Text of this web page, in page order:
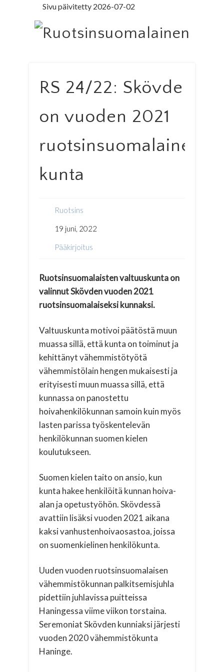
Sivu päivitetty 2026-07-02
ETUSIVU
PÄÄKIRJOITUS
MINNE MENNÄ
ILMOITUSOSASTO
LEHTITILAUS
NETTILEHTI
LEDARE PÅ SVENSKA
YHTEYSTIEDOT
RS 24/22: Skövde
on vuoden 2021
ruotsinsuomalainen
kunta
Ruotsins
19 juni, 2022
Pääkirjoitus
Ruotsinsuomalaisten valtuuskunta on
valinnut Skövden vuoden 2021
ruotsinsuomalaiseksi kunnaksi.
Valtuuskunta motivoi päätöstä muun
muassa sillä, että kunta on toiminut ja
kehittänyt vähemmistötyötä
vähemmistölain hengen mukaisesti ja
erityisesti muun muassa sillä, että
kunnassa on panostettu
hoivahenkilökunnan samoin kuin myös
lasten parissa työskentelevän
henkilökunnan suomen kielen
koulutukseen.
Suomen kielen taito on ansio, kun
kunta hakee henkilöitä kunnan hoiva-
alan ja opetustyöhön. Skövdessä
avattiin lisäksi vuoden 2021 aikana
kaksi vanhustenhoivaosastoa, joissa
on suomenkielinen henkilökunta.
Uuden vuoden ruotsinsuomalaisen
vähemmistökunnan palkitsemisjuhla
pidettiin juhlavissa puitteissa
Haningessa viime viikon torstaina.
Seremoniat Skövden kunniaksi järjesti
vuoden 2020 vähemmistökunta
Haninge.